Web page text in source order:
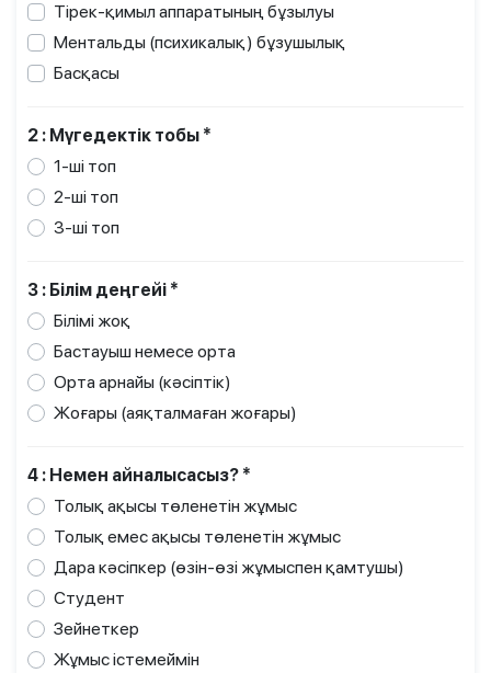
Тірек-қимыл аппаратының бұзылуы
Ментальды (психикалық) бұзушылық
Басқасы
2 : Мүгедектік тобы *
1-ші топ
2-ші топ
3-ші топ
3 : Білім деңгейі *
Білімі жоқ
Бастауыш немесе орта
Орта арнайы (кәсіптік)
Жоғары (аяқталмаған жоғары)
4 : Немен айналысасыз? *
Толық ақысы төленетін жұмыс
Толық емес ақысы төленетін жұмыс
Дара кәсіпкер (өзін-өзі жұмыспен қамтушы)
Студент
Зейнеткер
Жұмыс істемеймін